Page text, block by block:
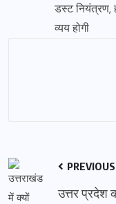
डस्ट नियंत्रण,
व्यय होगी
PREVIOUS
उत्तर प्रदेश